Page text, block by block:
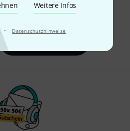
Weitere Infos
· Datenschutzhinweise
was Sie sehen?